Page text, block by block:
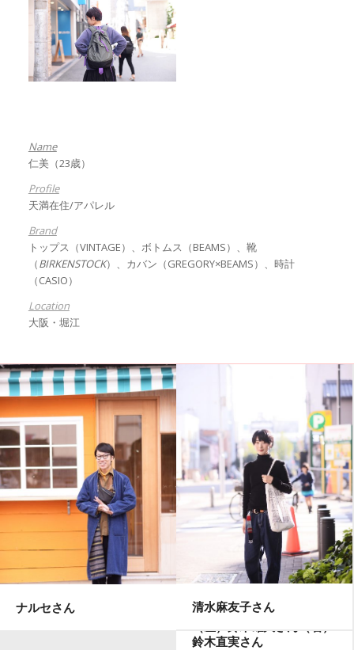
Name
仁美（23歳）
Profile
天満在住/アパレル
Brand
トップス（VINTAGE）、ボトムス（BEAMS）、靴
（BIRKENSTOCK）、カバン（GREGORY×BEAMS）、時計
（CASIO）
Location
大阪・堀江
ナルセさん 清水麻友子さん
角島 喬さん
シロさん
鈴木直実さん